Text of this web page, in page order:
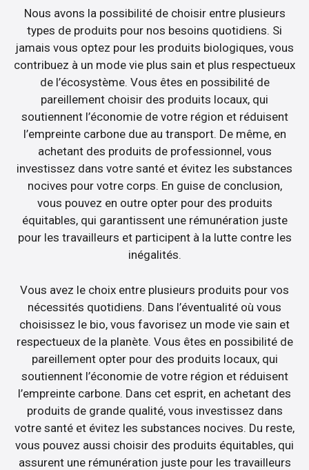
Nous avons la possibilité de choisir entre plusieurs
types de produits pour nos besoins quotidiens. Si
jamais vous optez pour les produits biologiques, vous
contribuez à un mode vie plus sain et plus respectueux
de l’écosystème. Vous êtes en possibilité de
pareillement choisir des produits locaux, qui
soutiennent l’économie de votre région et réduisent
l’empreinte carbone due au transport. De même, en
achetant des produits de professionnel, vous
investissez dans votre santé et évitez les substances
nocives pour votre corps. En guise de conclusion,
vous pouvez en outre opter pour des produits
équitables, qui garantissent une rémunération juste
pour les travailleurs et participent à la lutte contre les
inégalités.
Vous avez le choix entre plusieurs produits pour vos
nécessités quotidiens. Dans l’éventualité où vous
choisissez le bio, vous favorisez un mode vie sain et
respectueux de la planète. Vous êtes en possibilité de
pareillement opter pour des produits locaux, qui
soutiennent l’économie de votre région et réduisent
l’empreinte carbone. Dans cet esprit, en achetant des
produits de grande qualité, vous investissez dans
votre santé et évitez les substances nocives. Du reste,
vous pouvez aussi choisir des produits équitables, qui
assurent une rémunération juste pour les travailleurs